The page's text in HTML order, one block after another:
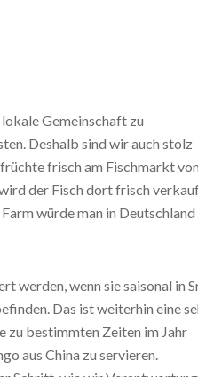
Gemeinschaft zu
Deshalb sind wir auch stolz
frisch am Fischmarkt von
der Fisch dort frisch
würde man in Deutschland
werden, wenn sie saisonal in
Das ist weiterhin eine
zu bestimmten Zeiten im Jahr
aus China zu servieren.